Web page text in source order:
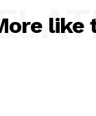
like